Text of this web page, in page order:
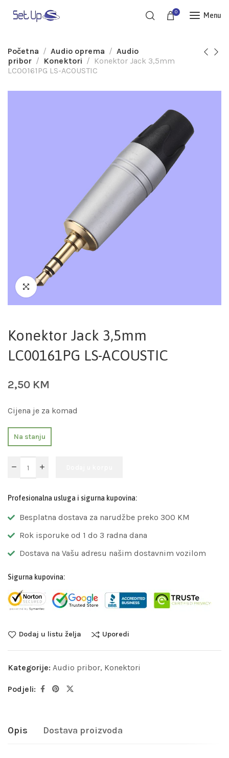
0 Menu
Početna Audio oprema
Audio
pribor
Konektori
Konektor Jack 3,5mm
LC00161PG LS-ACOUSTIC
Konektor Jack 3,5mm
LC00161PG LS-ACOUSTIC
2,50 KM
Cijena je za komad
Na stanju
Profesionalna usluga i sigurna kupovina:
Besplatna dostava za narudžbe preko 300 KM
Rok isporuke od 1 do 3 radna dana
Dostava na Vašu adresu našim dostavnim vozilom
Sigurna kupovina:
Dodaj u listu želja Uporedi
Kategorije: Audio pribor, Konektori
Podjeli:
Opis Dostava proizvoda